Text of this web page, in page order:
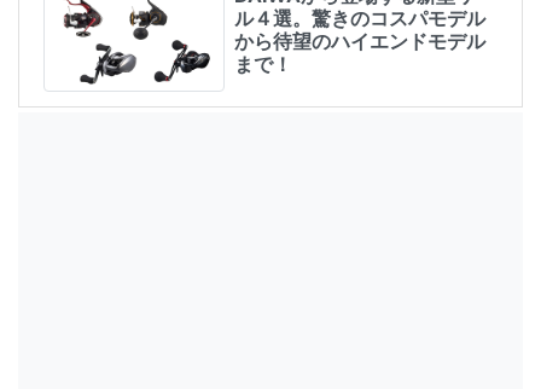
ル４選。驚きのコスパモデル
から待望のハイエンドモデル
まで！